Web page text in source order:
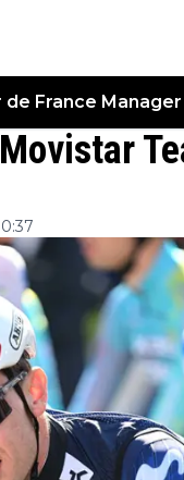
de France Manager